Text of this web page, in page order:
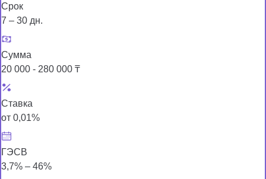
Срок
7 – 30 дн.
Сумма
20 000 - 280 000 ₸
Ставка
от 0,01%
ГЭСВ
3,7% – 46%